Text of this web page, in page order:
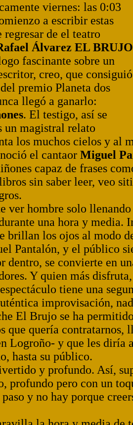
viernes: las 0:03
a escribir estas
regresar de el teatro
Álvarez EL BRUJO
fascinante sobre un
creo, que consiguió
premio Planeta dos
llegó a ganarlo:
. El testigo, así se
un magistral relato
los muchos cielos y al
el cantaor Miguel
capaz de frases
sin saber leer, veo
ver hombre solo
una hora y media.
brillan los ojos al modo
Pantalón, y el público
dentro, se convierte en
Y quien más
tiene una
improvisación,
El Brujo se ha
que quería contratarnos,
Logroño- y que les diría
hasta su público.
y profundo. Así,
profundo pero con un
paso y no hay porque